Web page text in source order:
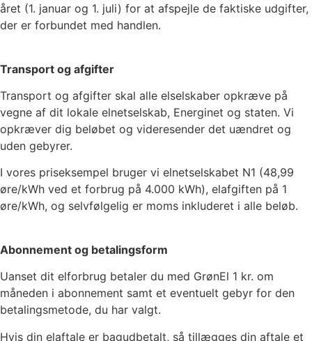
året (1. januar og 1. juli) for at afspejle de faktiske udgifter,
der er forbundet med handlen.
Transport og afgifter
Transport og afgifter skal alle elselskaber opkræve på
vegne af dit lokale elnetselskab, Energinet og staten. Vi
opkræver dig beløbet og videresender det uændret og
uden gebyrer.
I vores priseksempel bruger vi elnetselskabet N1 (48,99
øre/kWh ved et forbrug på 4.000 kWh), elafgiften på 1
øre/kWh, og selvfølgelig er moms inkluderet i alle beløb.
Abonnement og betalingsform
Uanset dit elforbrug betaler du med GrønEl 1 kr. om
måneden i abonnement samt et eventuelt gebyr for den
betalingsmetode, du har valgt.
Hvis din elaftale er bagudbetalt, så tillægges din aftale et